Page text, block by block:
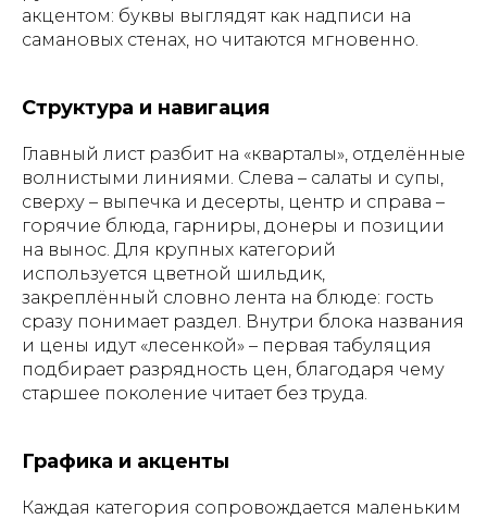
акцентом: буквы выглядят как надписи на
самановых стенах, но читаются мгновенно.
Структура и навигация
Главный лист разбит на «кварталы», отделённые
волнистыми линиями. Слева – салаты и супы,
сверху – выпечка и десерты, центр и справа –
горячие блюда, гарниры, донеры и позиции
на вынос. Для крупных категорий
используется цветной шильдик,
закреплённый словно лента на блюде: гость
сразу понимает раздел. Внутри блока названия
и цены идут «лесенкой» – первая табуляция
подбирает разрядность цен, благодаря чему
старшее поколение читает без труда.
Графика и акценты
Каждая категория сопровождается маленьким